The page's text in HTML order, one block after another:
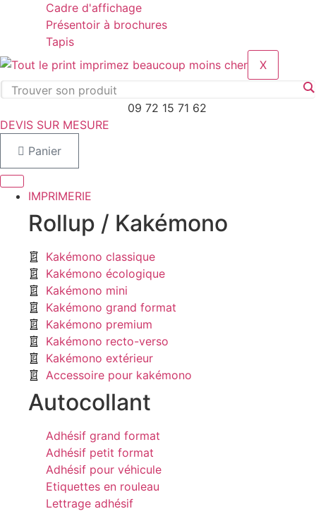
Cadre d'affichage
Présentoir à brochures
Tapis
X
09 72 15 71 62
DEVIS SUR MESURE
Panier
IMPRIMERIE
Rollup / Kakémono
Kakémono classique
Kakémono écologique
Kakémono mini
Kakémono grand format
Kakémono premium
Kakémono recto-verso
Kakémono extérieur
Accessoire pour kakémono
Autocollant
Adhésif grand format
Adhésif petit format
Adhésif pour véhicule
Etiquettes en rouleau
Lettrage adhésif